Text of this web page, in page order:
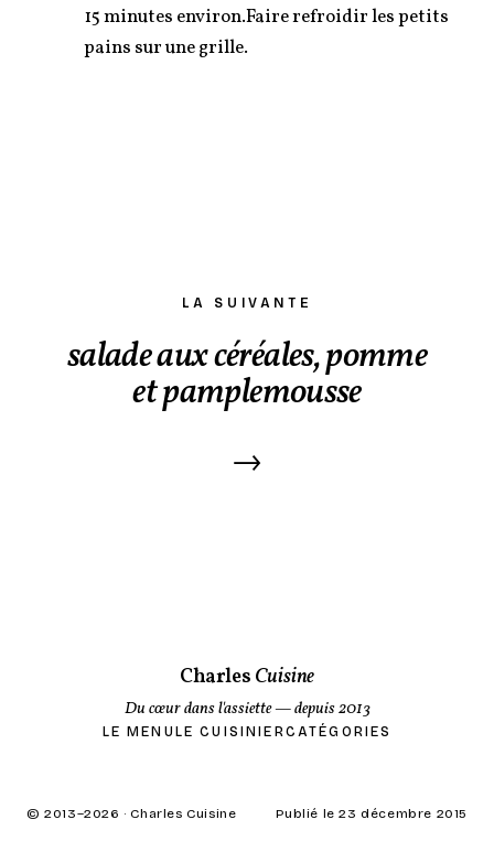
15 minutes environ.Faire refroidir les petits
pains sur une grille.
LA SUIVANTE
salade aux céréales, pomme
et pamplemousse
→
Charles Cuisine
Du cœur dans l'assiette— depuis 2013
LE MENU LE CUISINIER CATÉGORIES
© 2013–2026 · Charles Cuisine Publié le 23 décembre 2015